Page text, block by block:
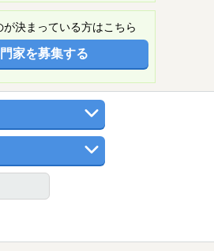
決まっている方はこちら